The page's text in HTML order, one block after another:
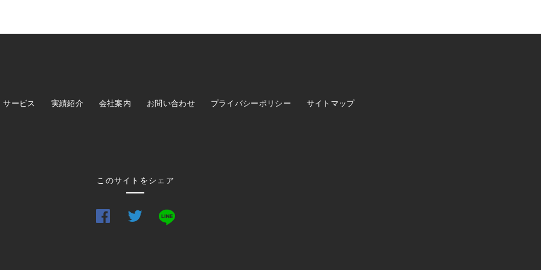
サービス 実績紹介 会社案内 お問い合わせ プライバシーポリシー サイトマップ
このサイトをシェア